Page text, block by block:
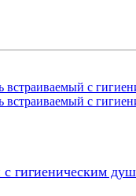
с гигиеническим